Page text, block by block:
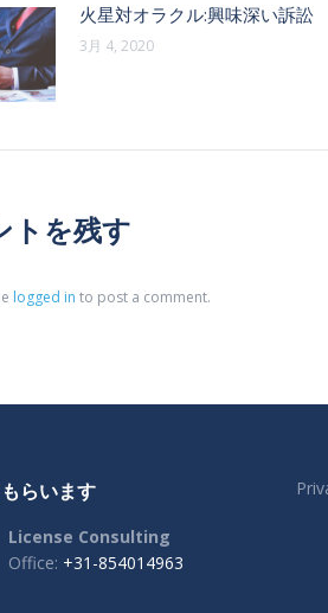
火星対オラクル:興味深い訴訟
3月 4, 2020
トを残す
logged in to post a comment.
らいます
License Consulting
Office: +31-854014963